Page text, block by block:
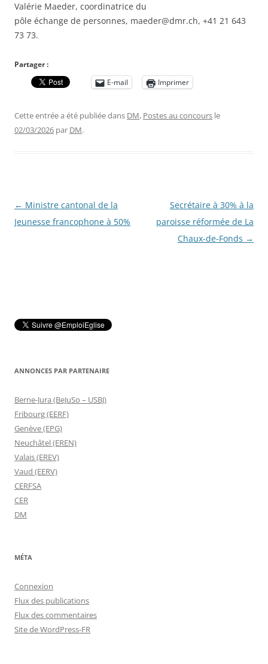
Valérie Maeder, coordinatrice du
pôle échange de personnes, maeder@dmr.ch, +41 21 643
73 73.
Partager :
E-mail
Imprimer
Cette entrée a été publiée dans DM, Postes au concours le
02/03/2026 par DM.
Navigation
des
← Ministre cantonal de la
Jeunesse francophone à 50%
Secrétaire à 30% à la
paroisse réformée de La
Chaux-de-Fonds →
ANNONCES PAR PARTENAIRE
Berne-Jura (BeJuSo – USBJ)
Fribourg (EERF)
Genève (EPG)
Neuchâtel (EREN)
Valais (EREV)
Vaud (EERV)
CERFSA
CER
DM
MÉTA
Connexion
Flux des publications
Flux des commentaires
Site de WordPress-FR